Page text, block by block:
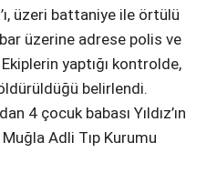
üzeri battaniye ile örtülü
üzerine adrese polis ve
yaptığı kontrolde,
öldürüldüğü belirlendi.
4 çocuk babası Yıldız’ın
Adli Tıp Kurumu